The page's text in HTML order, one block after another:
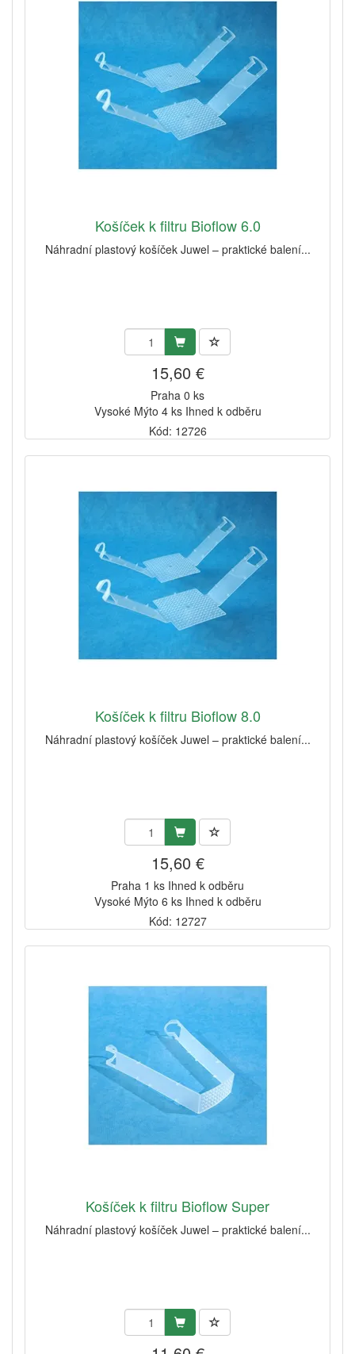
Košíček k filtru Bioflow 6.0
Náhradní plastový košíček Juwel – praktické balení...
15,60 €
Praha 0 ks
Vysoké Mýto 4 ks Ihned k odběru
Kód: 12726
Košíček k filtru Bioflow 8.0
Náhradní plastový košíček Juwel – praktické balení...
15,60 €
Praha 1 ks Ihned k odběru
Vysoké Mýto 6 ks Ihned k odběru
Kód: 12727
Košíček k filtru Bioflow Super
Náhradní plastový košíček Juwel – praktické balení...